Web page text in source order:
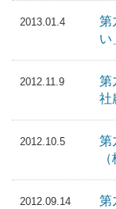
2013.01.4
第
い
2012.11.9
第
社
2012.10.5
第
2012.09.14
第